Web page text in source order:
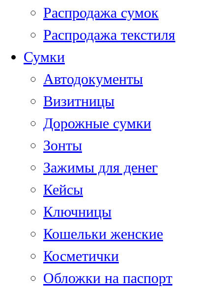
Распродажа сумок
Распродажа текстиля
Сумки
Автодокументы
Визитницы
Дорожные сумки
Зонты
Зажимы для денег
Кейсы
Ключницы
Кошельки женские
Косметички
Обложки на паспорт